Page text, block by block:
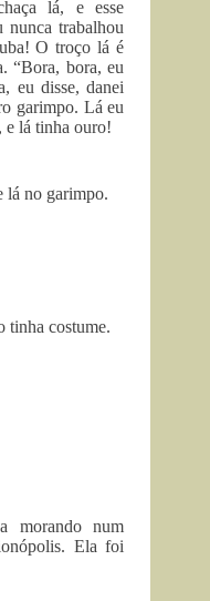
lá, e esse
nunca trabalhou
O troço lá é
“Bora, bora, eu
eu disse, danei
garimpo. Lá eu
e lá tinha ouro!
lá no garimpo.
tinha costume.
morando num
Ela foi